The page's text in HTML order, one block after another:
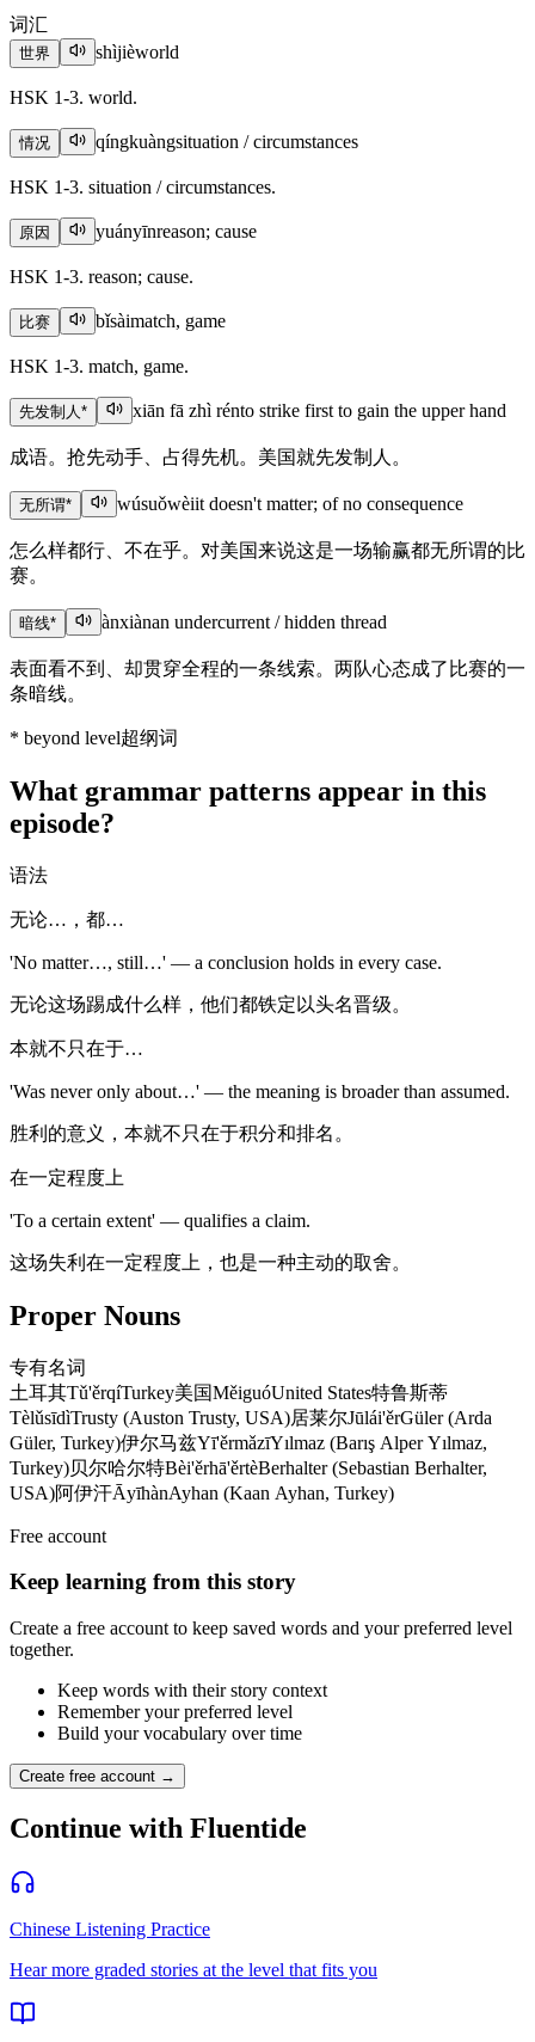
词汇
世界 shìjièworld
HSK 1-3. world.
情况 qíngkuàngsituation / circumstances
HSK 1-3. situation / circumstances.
原因 yuányīnreason; cause
HSK 1-3. reason; cause.
比赛 bǐsàimatch, game
HSK 1-3. match, game.
先发制人* xiān fā zhì rénto strike first to gain the upper hand
成语。抢先动手、占得先机。美国就先发制人。
无所谓* wúsuǒwèiit doesn't matter; of no consequence
怎么样都行、不在乎。对美国来说这是一场输赢都无所谓的比
赛。
暗线* ànxiànan undercurrent / hidden thread
表面看不到、却贯穿全程的一条线索。两队心态成了比赛的一
条暗线。
* beyond level超纲词
What grammar patterns appear in this
episode?
语法
无论…，都…
'No matter…, still…' — a conclusion holds in every case.
无论这场踢成什么样，他们都铁定以头名晋级。
本就不只在于…
'Was never only about…' — the meaning is broader than assumed.
胜利的意义，本就不只在于积分和排名。
在一定程度上
'To a certain extent' — qualifies a claim.
这场失利在一定程度上，也是一种主动的取舍。
Proper Nouns
专有名词
土耳其Tǔ'ěrqíTurkey美国MěiguóUnited States特鲁斯蒂
TèlǔsīdìTrusty (Auston Trusty, USA)居莱尔Jūlái'ěrGüler (Arda
Güler, Turkey)伊尔马兹Yī'ěrmǎzīYılmaz (Barış Alper Yılmaz,
Turkey)贝尔哈尔特Bèi'ěrhā'ěrtèBerhalter (Sebastian Berhalter,
USA)阿伊汗ĀyīhànAyhan (Kaan Ayhan, Turkey)
Free account
Keep learning from this story
Create a free account to keep saved words and your preferred level
together.
Keep words with their story context
Remember your preferred level
Build your vocabulary over time
Create free account →
Continue with Fluentide
Chinese Listening Practice
Hear more graded stories at the level that fits you